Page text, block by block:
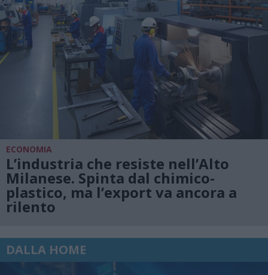
ECONOMIA
L’industria che resiste nell’Alto
Milanese. Spinta dal chimico-
plastico, ma l’export va ancora a
rilento
DALLA HOME